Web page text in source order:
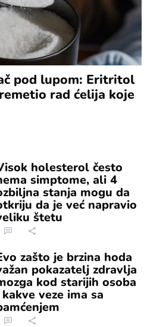
pod lupom: Eritritol
rad ćelija koje
holesterol često
simptome, ali 4
stanja mogu da
da je već napravio
štetu
zašto je brzina hoda
pokazatelj zdravlja
kod starijih osoba
veze ima sa